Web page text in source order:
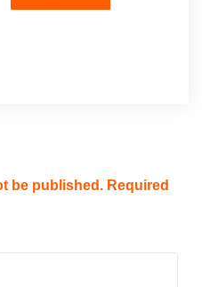
be published. Required